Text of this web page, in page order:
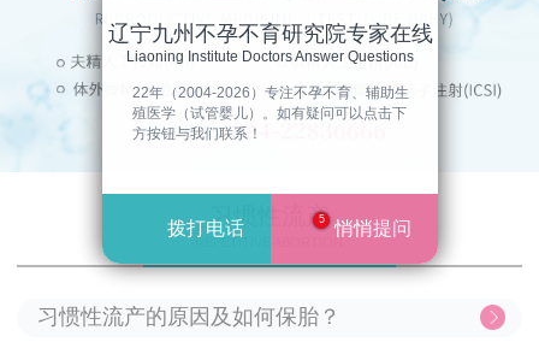
试管婴儿
人工授精
习惯性流产
REPETITIVE ABORTION
习惯性流产的原因及如何保胎？
辽宁九州不孕不育研究院专家在线
Liaoning Institute Doctors Answer Questions
22年（2004-2026）专注不孕不育、辅助生
殖医学（试管婴儿）。如有疑问可以点击下
方按钮与我们联系！
拨打电话 5 悄悄提问